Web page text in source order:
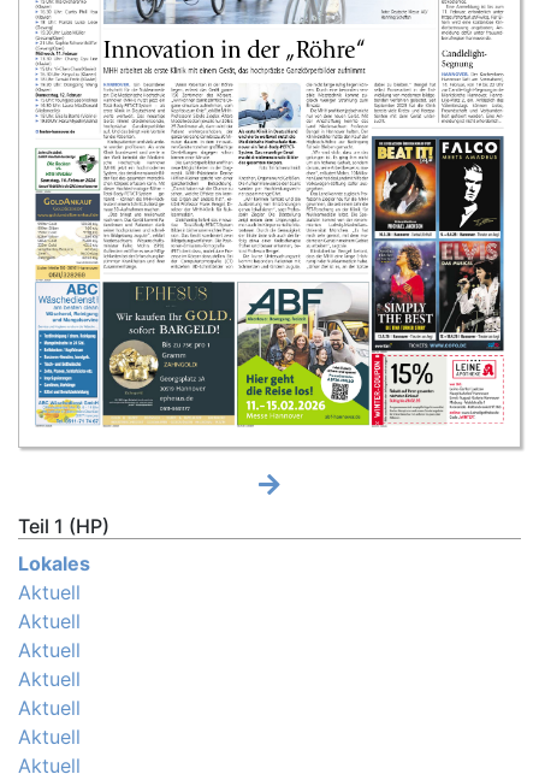
Teil 1 (HP)
Lokales
Aktuell
Aktuell
Aktuell
Aktuell
Aktuell
Aktuell
Aktuell